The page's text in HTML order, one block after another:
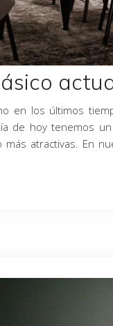
en los últimos
de hoy tenemos
atractivas. En